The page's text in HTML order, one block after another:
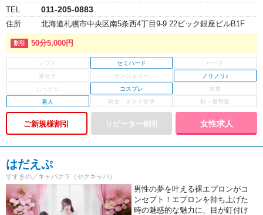
TEL
011-205-0883
住所 北海道札幌市中央区南5条西4丁目9-9 22ビック銀座ビルB1F
50分5,000円
セミハード
ノリノリ♪
コスプレ
素人
ご新規様割引 女性求人
はだえぷ
すすきの／キャバクラ（セクキャバ）
男性の夢を叶える裸エプロンがコ
ンセプト！エプロンを持ち上げた
時の魅惑的な魅力に、目が釘付け